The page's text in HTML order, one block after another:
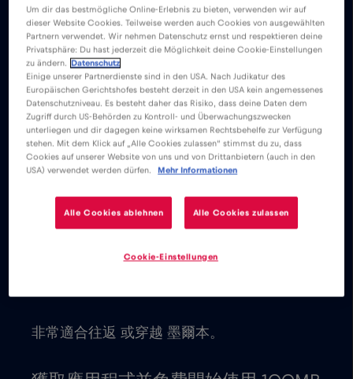
並分別享受無限的行動網路墨爾本。
我們從不收取基本費用。啟動 eSIM 卡
後，您就可以連接到世界，無需任何基本
或漫遊費用。
您將能夠發送電子郵件、聊天、設置視頻
會議和使用您的社交媒體帳戶。與世界各
地的家人和朋友聯繫是即時的。
非常適合往返 或穿越 墨爾本。
Um dir das bestmögliche Online-Erlebnis zu bieten, verwenden wir auf
dieser Website Cookies. Teilweise werden auch Cookies von ausgewählten
Partnern verwendet. Wir nehmen Datenschutz ernst und respektieren deine
Privatsphäre: Du hast jederzeit die Möglichkeit deine Cookie-Einstellungen
zu ändern.
Datenschutz
Einige unserer Partnerdienste sind in den USA. Nach Judikatur des
Europäischen Gerichtshofes besteht derzeit in den USA kein angemessenes
Datenschutzniveau. Es besteht daher das Risiko, dass deine Daten dem
Zugriff durch US-Behörden zu Kontroll- und Überwachungszwecken
unterliegen und dir dagegen keine wirksamen Rechtsbehelfe zur Verfügung
stehen. Mit dem Klick auf „Alle Cookies zulassen“ stimmst du zu, dass
Cookies auf unserer Website von uns und von Drittanbietern (auch in den
USA) verwendet werden dürfen.
Mehr Informationen
Alle Cookies ablehnen Alle Cookies zulassen
Cookie-Einstellungen